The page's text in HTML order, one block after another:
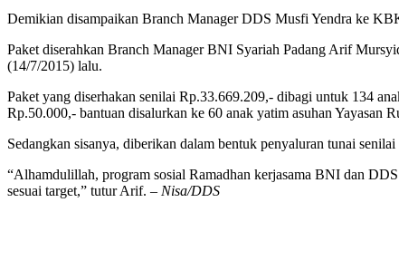
Demikian disampaikan Branch Manager DDS Musfi Yendra ke
Paket diserahkan Branch Manager BNI Syariah Padang Arif
(14/7/2015) lalu.
Paket yang diserhakan senilai Rp.33.669.209,- dibagi untuk 134
Rp.50.000,- bantuan disalurkan ke 60 anak yatim asuhan Yayasan
Sedangkan sisanya, diberikan dalam bentuk penyaluran tunai
“Alhamdulillah, program sosial Ramadhan kerjasama BNI dan
sesuai target,” tutur Arif. – Nisa/DDS